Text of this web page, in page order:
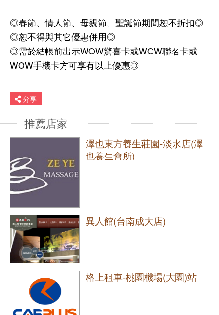
◎春節、情人節、母親節、聖誕節期間恕不折扣◎
◎恕不得與其它優惠併用◎
◎需於結帳前出示WOW驚喜卡或WOW聯名卡或
WOW手機卡方可享有以上優惠◎
分享
推薦店家
澤也東方養生莊園-淡水店(澤
也養生會所)
異人館(台南成大店)
格上租車-桃園機場(大園)站